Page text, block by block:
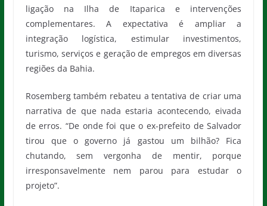
ligação na Ilha de Itaparica e intervenções
complementares. A expectativa é ampliar a
integração logística, estimular investimentos,
turismo, serviços e geração de empregos em diversas
regiões da Bahia.
Rosemberg também rebateu a tentativa de criar uma
narrativa de que nada estaria acontecendo, eivada
de erros. “De onde foi que o ex-prefeito de Salvador
tirou que o governo já gastou um bilhão? Fica
chutando, sem vergonha de mentir, porque
irresponsavelmente nem parou para estudar o
projeto”.